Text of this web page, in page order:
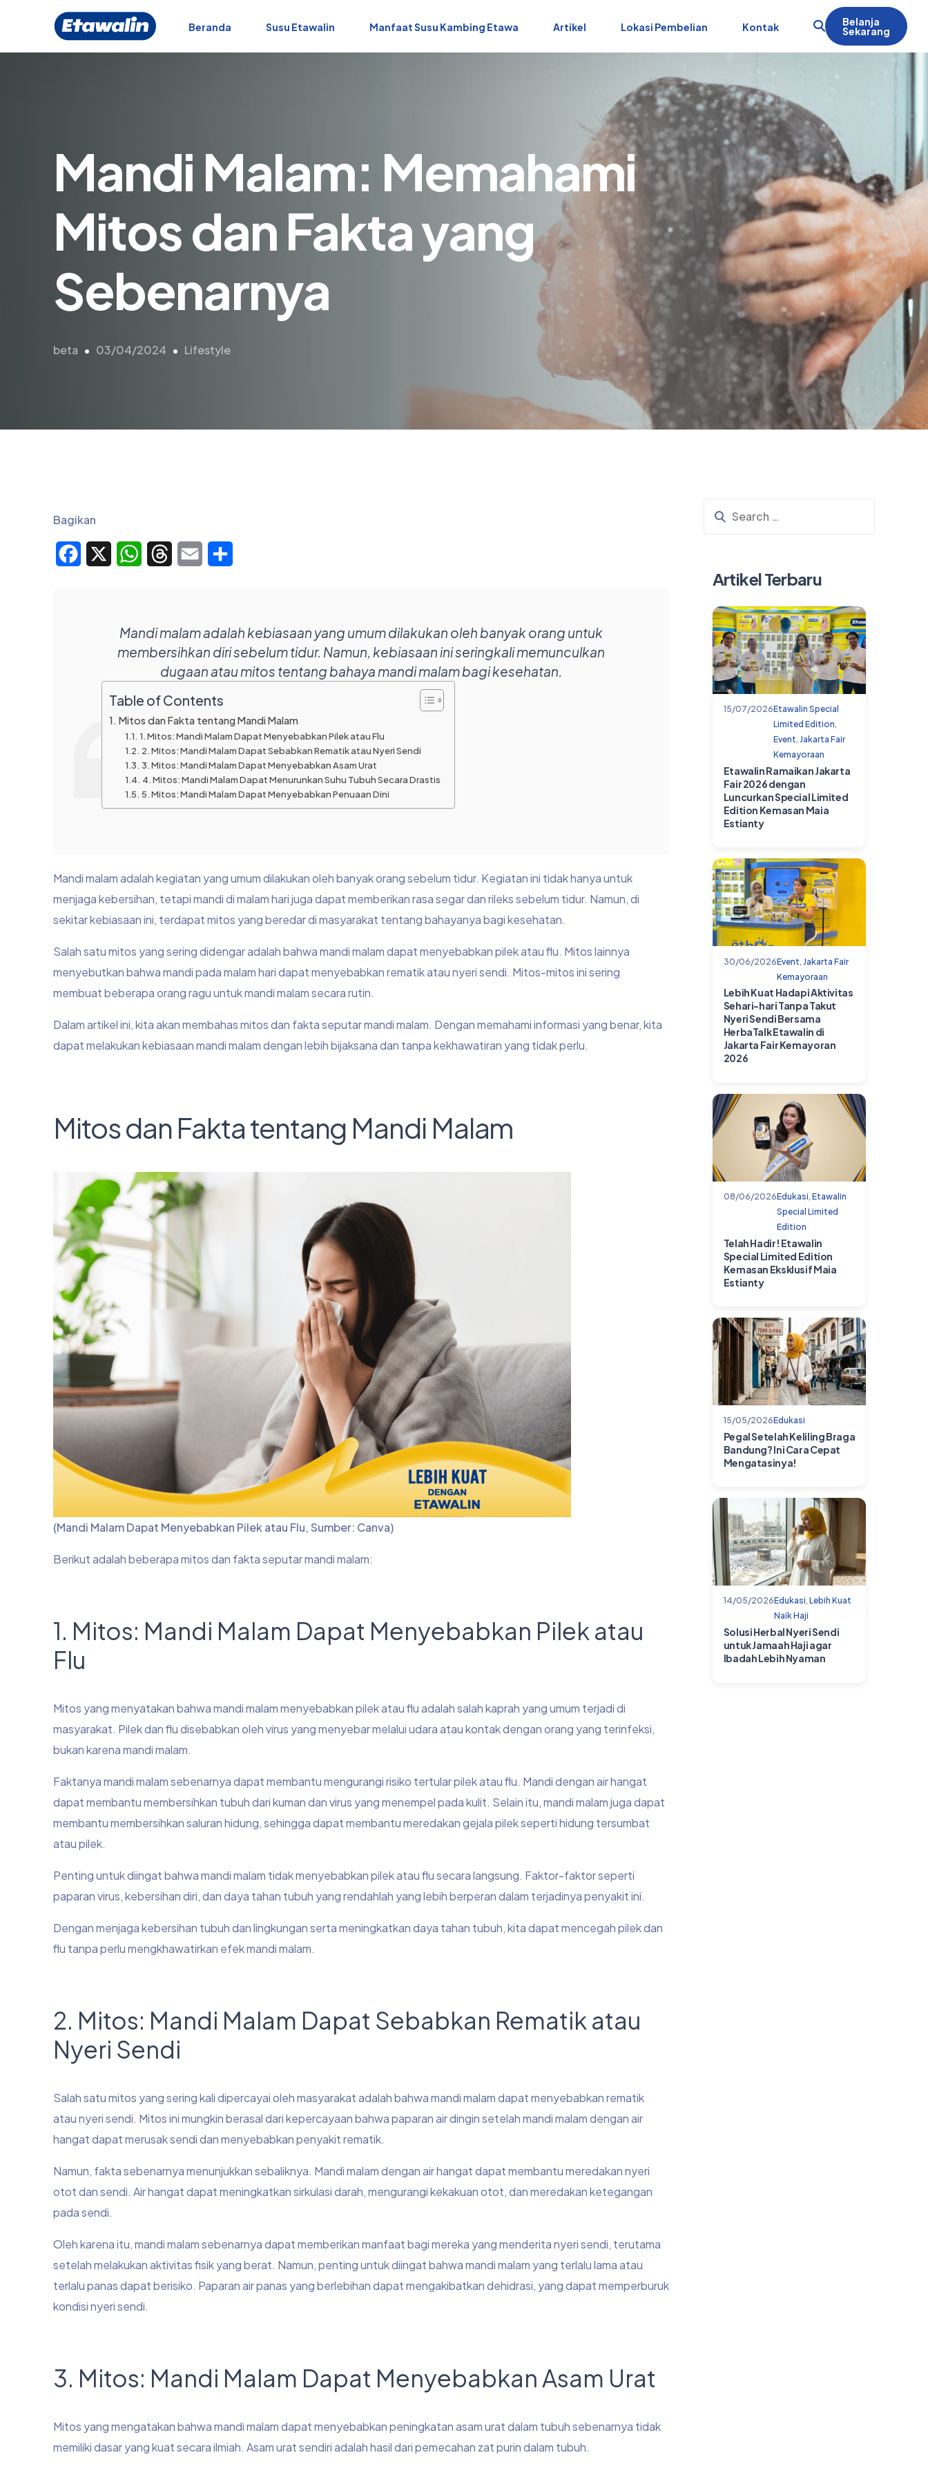
Beranda Susu Etawalin Manfaat Susu Kambing Etawa Artikel Lokasi Pembelian Kontak Belanja
Sekarang
Mandi Malam: Memahami
Mitos dan Fakta yang
Sebenarnya
beta 03/04/2024 Lifestyle
Bagikan
Facebook WhatsAppThreadsEmail
Mandi malam adalah kebiasaan yang umum dilakukan oleh banyak orang untuk
membersihkan diri sebelum tidur. Namun, kebiasaan ini seringkali memunculkan
dugaan atau mitos tentang bahaya mandi malam bagi kesehatan.
Table of Contents
Mitos dan Fakta tentang Mandi Malam
1. Mitos: Mandi Malam Dapat Menyebabkan Pilek atau Flu
2. Mitos: Mandi Malam Dapat Sebabkan Rematik atau Nyeri Sendi
3. Mitos: Mandi Malam Dapat Menyebabkan Asam Urat
4. Mitos: Mandi Malam Dapat Menurunkan Suhu Tubuh Secara Drastis
5. Mitos: Mandi Malam Dapat Menyebabkan Penuaan Dini
Mandi malam adalah kegiatan yang umum dilakukan oleh banyak orang sebelum tidur. Kegiatan ini tidak hanya untuk
menjaga kebersihan, tetapi mandi di malam hari juga dapat memberikan rasa segar dan rileks sebelum tidur. Namun, di
sekitar kebiasaan ini, terdapat mitos yang beredar di masyarakat tentang bahayanya bagi kesehatan.
Salah satu mitos yang sering didengar adalah bahwa mandi malam dapat menyebabkan pilek atau flu. Mitos lainnya
menyebutkan bahwa mandi pada malam hari dapat menyebabkan rematik atau nyeri sendi. Mitos-mitos ini sering
membuat beberapa orang ragu untuk mandi malam secara rutin.
Dalam artikel ini, kita akan membahas mitos dan fakta seputar mandi malam. Dengan memahami informasi yang benar, kita
dapat melakukan kebiasaan mandi malam dengan lebih bijaksana dan tanpa kekhawatiran yang tidak perlu.
Mitos dan Fakta tentang Mandi Malam
(Mandi Malam Dapat Menyebabkan Pilek atau Flu, Sumber: Canva)
Berikut adalah beberapa mitos dan fakta seputar mandi malam:
1. Mitos: Mandi Malam Dapat Menyebabkan Pilek atau
Flu
Mitos yang menyatakan bahwa mandi malam menyebabkan pilek atau flu adalah salah kaprah yang umum terjadi di
masyarakat. Pilek dan flu disebabkan oleh virus yang menyebar melalui udara atau kontak dengan orang yang terinfeksi,
bukan karena mandi malam.
Faktanya mandi malam sebenarnya dapat membantu mengurangi risiko tertular pilek atau flu. Mandi dengan air hangat
dapat membantu membersihkan tubuh dari kuman dan virus yang menempel pada kulit. Selain itu, mandi malam juga dapat
membantu membersihkan saluran hidung, sehingga dapat membantu meredakan gejala pilek seperti hidung tersumbat
atau pilek.
Penting untuk diingat bahwa mandi malam tidak menyebabkan pilek atau flu secara langsung. Faktor-faktor seperti
paparan virus, kebersihan diri, dan daya tahan tubuh yang rendahlah yang lebih berperan dalam terjadinya penyakit ini.
Dengan menjaga kebersihan tubuh dan lingkungan serta meningkatkan daya tahan tubuh, kita dapat mencegah pilek dan
flu tanpa perlu mengkhawatirkan efek mandi malam.
2. Mitos: Mandi Malam Dapat Sebabkan Rematik atau
Nyeri Sendi
Salah satu mitos yang sering kali dipercayai oleh masyarakat adalah bahwa mandi malam dapat menyebabkan rematik
atau nyeri sendi. Mitos ini mungkin berasal dari kepercayaan bahwa paparan air dingin setelah mandi malam dengan air
hangat dapat merusak sendi dan menyebabkan penyakit rematik.
Namun, fakta sebenarnya menunjukkan sebaliknya. Mandi malam dengan air hangat dapat membantu meredakan nyeri
otot dan sendi. Air hangat dapat meningkatkan sirkulasi darah, mengurangi kekakuan otot, dan meredakan ketegangan
pada sendi.
Oleh karena itu, mandi malam sebenarnya dapat memberikan manfaat bagi mereka yang menderita nyeri sendi, terutama
setelah melakukan aktivitas fisik yang berat. Namun, penting untuk diingat bahwa mandi malam yang terlalu lama atau
terlalu panas dapat berisiko. Paparan air panas yang berlebihan dapat mengakibatkan dehidrasi, yang dapat memperburuk
kondisi nyeri sendi.
3. Mitos: Mandi Malam Dapat Menyebabkan Asam Urat
Mitos yang mengatakan bahwa mandi malam dapat menyebabkan peningkatan asam urat dalam tubuh sebenarnya tidak
memiliki dasar yang kuat secara ilmiah. Asam urat sendiri adalah hasil dari pemecahan zat purin dalam tubuh.
Artikel Terbaru
15/07/2026Etawalin Special
Limited Edition,
Event, Jakarta Fair
Kemayoraan
Etawalin Ramaikan Jakarta
Fair 2026 dengan
Luncurkan Special Limited
Edition Kemasan Maia
Estianty
30/06/2026Event Jakarta Fair
Kemayoraan
Lebih Kuat Hadapi Aktivitas
Sehari-hari Tanpa Takut
Nyeri Sendi Bersama
HerbaTalk Etawalin di
Jakarta Fair Kemayoran
2026
08/06/2026Edukasi Etawalin
Special Limited
Edition
Telah Hadir! Etawalin
Special Limited Edition
Kemasan Eksklusif Maia
Estianty
15/05/2026Edukasi
Pegal Setelah Keliling Braga
Bandung? Ini Cara Cepat
Mengatasinya!
14/05/2026Edukasi, Lebih Kuat
Naik Haji
Solusi Herbal Nyeri Sendi
untuk Jamaah Haji agar
Ibadah Lebih Nyaman